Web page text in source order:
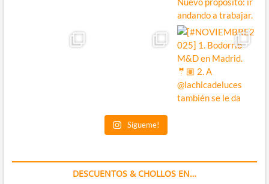
Sígueme!
DESCUENTOS & CHOLLOS EN…